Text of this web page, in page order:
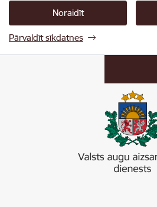
Noraidīt
Pārvaldīt sīkdatnes